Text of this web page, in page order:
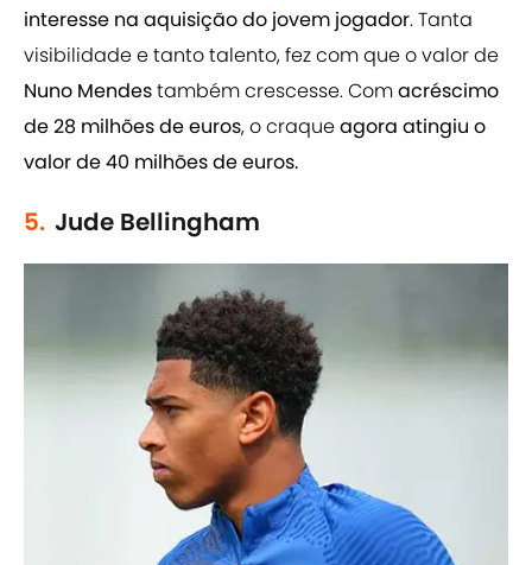
interesse na aquisição do jovem jogador. Tanta
visibilidade e tanto talento, fez com que o valor de
Nuno Mendestambém crescesse. Comacréscimo
de 28 milhões de euros, o craqueagora atingiu o
valor de 40 milhões de euros.
5. Jude Bellingham